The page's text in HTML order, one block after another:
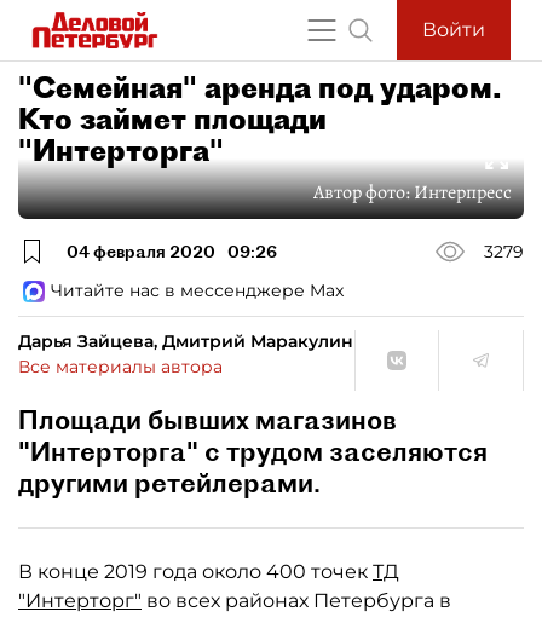
Войти
"Семейная" аренда под ударом.
Кто займет площади
"Интерторга"
Автор фото:Интерпресс
04 февраля 2020 09:26
3279
Читайте нас в мессенджере Max
Дарья Зайцева, Дмитрий Маракулин
Все материалы автора
Площади бывших магазинов
"Интерторга" с трудом заселяются
другими ретейлерами.
В конце 2019 года около 400 точек ТД
"Интерторг" во всех районах Петербурга в